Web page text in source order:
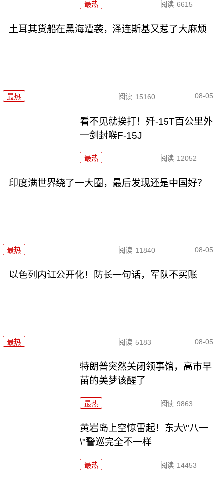
最热 阅读 6615
土耳其货船在黑海遭袭，泽连斯基又惹了大麻烦
最热 阅读 15160 08-05
看不见就挨打！歼-15T百公里外
一剑封喉F-15J
最热 阅读 12052
印度满世界绕了一大圈，最后发现还是中国好？
最热 阅读 11840 08-05
以色列内讧公开化！防长一句话，军队不买账
最热 阅读 5183 08-05
特朗普突然关闭领事馆，高市早
苗的美梦该醒了
最热 阅读 9863
黄岩岛上空惊雷起！东大\"八一
\"警巡完全不一样
最热 阅读 14453